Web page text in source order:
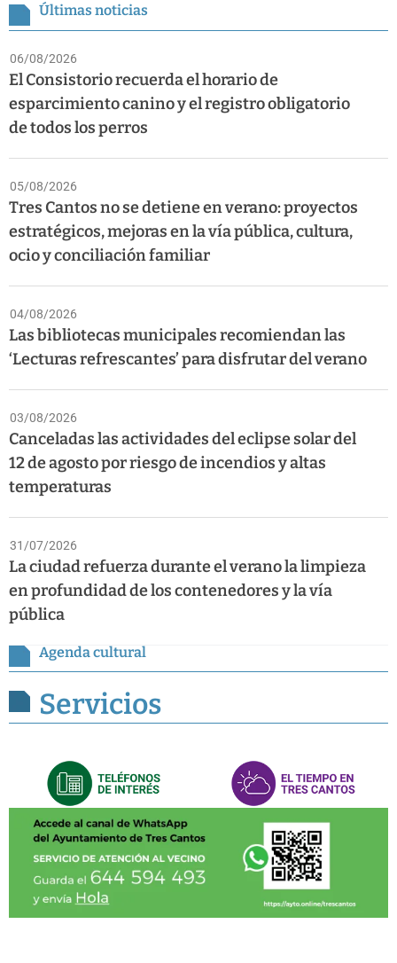
Últimas noticias
06/08/2026
El Consistorio recuerda el horario de
esparcimiento canino y el registro obligatorio
de todos los perros
05/08/2026
Tres Cantos no se detiene en verano: proyectos
estratégicos, mejoras en la vía pública, cultura,
ocio y conciliación familiar
04/08/2026
Las bibliotecas municipales recomiendan las
‘Lecturas refrescantes’ para disfrutar del verano
03/08/2026
Canceladas las actividades del eclipse solar del
12 de agosto por riesgo de incendios y altas
temperaturas
31/07/2026
La ciudad refuerza durante el verano la limpieza
en profundidad de los contenedores y la vía
pública
Agenda cultural
Servicios